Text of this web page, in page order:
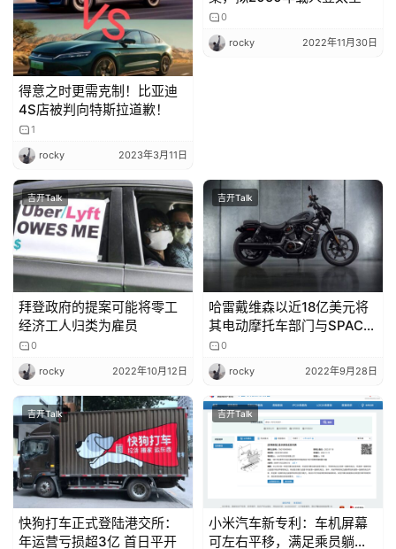
k
得意之时更需克制！比亚迪
4S店被判向特斯拉道歉！
1
rocky 2023年3月11日
0
rocky 2022年11月30日
吉开Talk
拜登政府的提案可能将零工
经济工人归类为雇员
0
rocky 2022年10月12日
吉开Talk
哈雷戴维森以近18亿美元将
其电动摩托车部门与SPAC合
并上市
0
rocky 2022年9月28日
吉开Talk
快狗打车正式登陆港交所：
年运营亏损超3亿 首日平开
吉开Talk
小米汽车新专利：车机屏幕
可左右平移，满足乘员躺倒